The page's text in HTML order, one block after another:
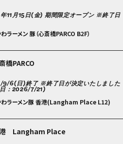
11⽉15⽇(⾦) 期間限定オープン ※終了⽇
ラーメン 豚（心斎橋PARCO B2F）
橋PARCO
6(日)終了 ※終了日が決定いたしました
：2026/7/21)
わラーメン豚 香港(Langham Place L12)
港 Langham Place